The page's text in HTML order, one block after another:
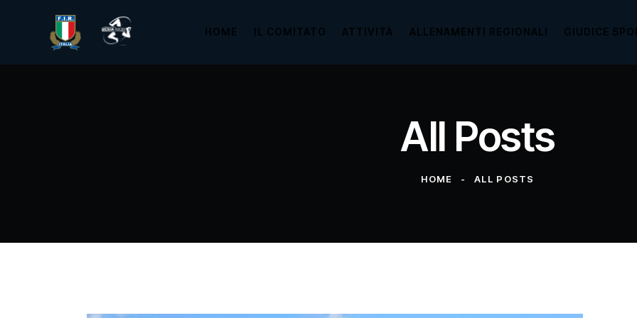
HOME IL COMITATO ATTIVITÀ ALLENAMENTI REGIONALI GIUDICE
All Posts
HOME ALL POSTS